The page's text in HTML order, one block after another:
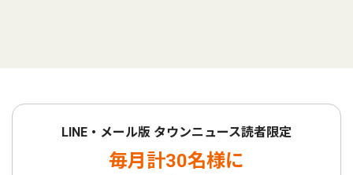
LINE・メール版 タウンニュース読者限定
毎月計30名様に